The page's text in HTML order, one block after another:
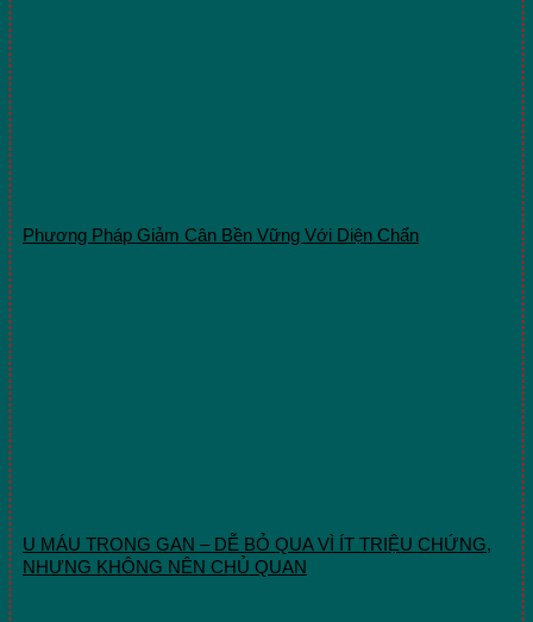
Phương Pháp Giảm Cân Bền Vững Với Diện Chẩn
U MÁU TRONG GAN – DỄ BỎ QUA VÌ ÍT TRIỆU CHỨNG,
NHƯNG KHÔNG NÊN CHỦ QUAN